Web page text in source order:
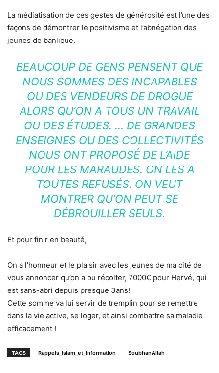
La médiatisation de ces gestes de générosité est l’une des
façons de démontrer le positivisme et l’abnégation des
jeunes de banlieue.
BEAUCOUP DE GENS PENSENT QUE
NOUS SOMMES DES INCAPABLES
OU DES VENDEURS DE DROGUE
ALORS QU’ON A TOUS UN TRAVAIL
OU DES ÉTUDES. … DE GRANDES
ENSEIGNES OU DES COLLECTIVITÉS
NOUS ONT PROPOSÉ DE L’AIDE
POUR LES MARAUDES. ON LES A
TOUTES REFUSÉS. ON VEUT
MONTRER QU’ON PEUT SE
DÉBROUILLER SEULS.
Et pour finir en beauté,
On a l’honneur et le plaisir avec les jeunes de ma cité de
vous annoncer qu’on a pu récolter, 7000€ pour Hervé, qui
est sans-abri depuis presque 3ans!
Cette somme va lui servir de tremplin pour se remettre
dans la vie active, se loger, et ainsi combattre sa maladie
efficacement !
TAGS Rappels_islam_et_information SoubhanAllah